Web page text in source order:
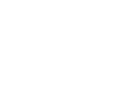
πρόσβαση σε πληροφορίες
εξατομικευμένων
μετρήσεις σχετικά με
καλύτερη εικόνα του κοινού
Επίσης, κοινοποιούμε
μέσων κοινωνικής